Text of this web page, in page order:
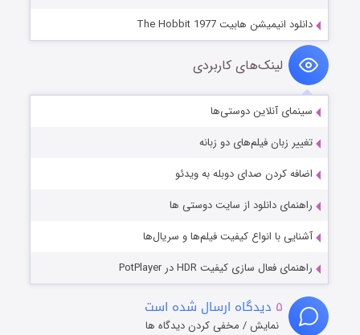
دانلود انیمیشن هابیت The Hobbit 1977
لینک‌های کاربردی
سینمای آنلاین دوستی‌ها
تغییر زبان فیلم‌های دو زبانه
اضافه کردن صدای دوبله به ویدئو
راهنمای دانلود از سایت دوستی ها
آشنایی با انواع کیفیت فیلم‌ها و سریال‌ها
راهنمای فعال سازی کیفیت HDR در PotPlayer
۵ دیدگاه ارسال شده است
نمایش / مخفی کردن دیدگاه ها